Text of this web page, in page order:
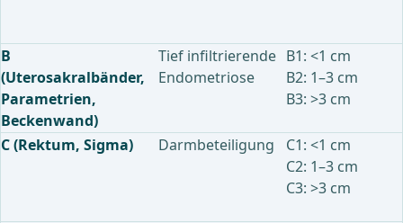
B
(Uterosakralbänder,
Parametrien,
Beckenwand)
Tief infiltrierende
Endometriose
B1: <1 cm
B2: 1–3 cm
B3: >3 cm
C (Rektum, Sigma) Darmbeteiligung
C1: <1 cm
C2: 1–3 cm
C3: >3 cm